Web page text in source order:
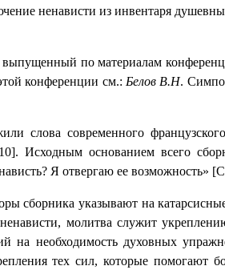
ненависти из инвентаря
выпущенный по материалам
конференции см.: Белов В.Н.
слова современного
]. Исходным основанием всего
Я отвергаю ее возможность»
сборника указывают на
молитва служит
на необходимость духовных
тех сил, которые помогают